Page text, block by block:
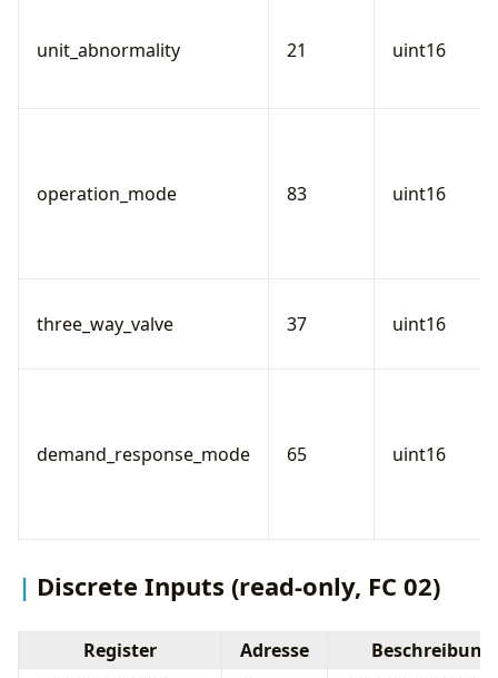
unit_abnormality 21 uint16
operation_mode 83 uint16
three_way_valve 37 uint16
demand_response_mode 65 uint16
Discrete Inputs (read-only, FC 02)
Register Adresse
Beschreibung